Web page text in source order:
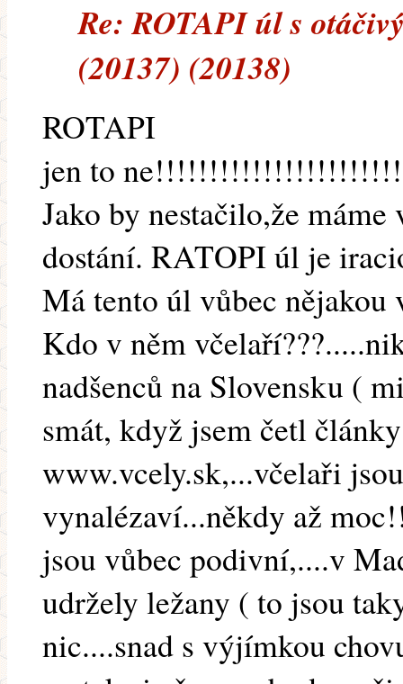
Re: ROTAPI úl s
(20137) (20138)
ROTAPI
jen to
Jako by nestačilo,že
dostání. RATOPI úl je
Má tento úl vůbec nějakou
Kdo v něm
nadšenců na Slovensku (
smát, když jsem četl
www.vcely.sk,...včelaři
vynalézaví...někdy až
jsou vůbec podivní,....v
udržely ležany ( to jsou
nic....snad s výjímkou